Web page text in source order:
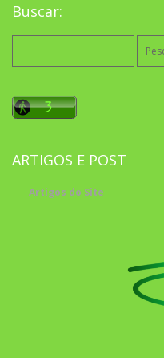
Buscar:
ARTIGOS E POST
Artigos do Site